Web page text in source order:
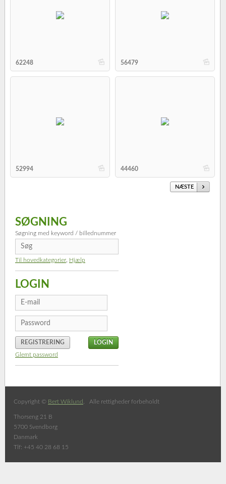
b
62248 b
56479
b
52994 b
44460
NÆSTE
SØGNING
Søgning med keyword / billednummer
Til hovedkategorier Hjælp
LOGIN
REGISTRERING
Glemt password
Copyright © Bert Wiklund . Alle rettigheder forbeholdt
Thorseng 21 B
5700 Svendborg
Danmark
Tlf: +45 40 28 68 15